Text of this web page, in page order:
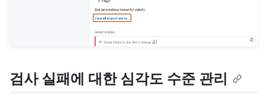
검사 실패에 대한 심각도 수준 관리